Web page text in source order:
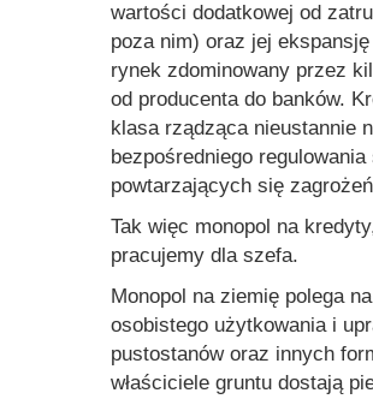
wartości dodatkowej od
poza nim) oraz jej
rynek zdominowany przez
od producenta do banków.
klasa rządząca nieustannie
bezpośredniego
powtarzających się
Tak więc monopol na
pracujemy dla szefa.
Monopol na ziemię polega
osobistego użytkowania i
pustostanów oraz innych
właściciele gruntu dostają